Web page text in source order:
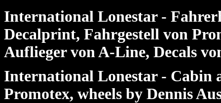
International Lonestar -
Decalprint, Fahrgestell von
Auflieger von A-Line, Decals
International Lonestar - Cabin
Promotex, wheels by Dennis